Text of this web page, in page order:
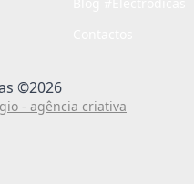
©2026
- agência criativa